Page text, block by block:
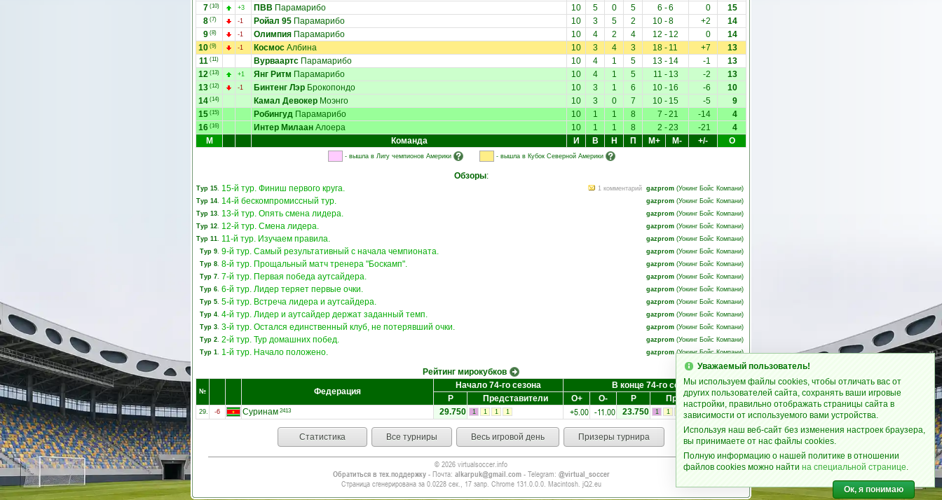
7 (10) +3 ПВВ Парамарибо 10 5 0 5 6 -6 0
15
8 (7) -1 Ройал 95 Парамарибо 10 3 5 2 10 -8 +2
14
9 (8) -1 Олимпия Парамарибо 10 4 2 4 12 - 12 0
14
10 (9) -1 Космос Албина 10 3 4 3 18 - 11 +7
13
11 (11) Вурваартс Парамарибо 10 4 1 5 13 - 14 -1
13
12 (13) +1 Янг Ритм Парамарибо 10 4 1 5 11 - 13 -2
13
13 (12) -1 Бинтенг Лэр Брокопондо 10 3 1 6 10 - 16 -6
10
14 (14) Камал Девокер Моэнго 10 3 0 7 10 - 15 -5
9
15 (15) Робингуд Парамарибо 10 1 1 8 7 -21 -14
4
16 (16) Интер Милаан Алоера 10 1 1 8 2 -23 -21
4
М
Команда И В Н П М+ М- +/- О
- вышла в Лигу чемпионов Америки - вышла в Кубок Северной Америки
Обзоры:
Тур 15. 15-й тур. Финиш первого круга. 1 комментарий gazprom (Уокинг Бойс Компани)
Тур 14. 14-й бескомпромиссный тур. gazprom (Уокинг Бойс Компани)
Тур 13. 13-й тур. Опять смена лидера. gazprom (Уокинг Бойс Компани)
Тур 12. 12-й тур. Смена лидера. gazprom (Уокинг Бойс Компани)
Тур 11. 11-й тур. Изучаем правила. gazprom (Уокинг Бойс Компани)
Тур 9. 9-й тур. Самый результативный с начала чемпионата. gazprom (Уокинг Бойс Компани)
Тур 8. 8-й тур. Прощальный матч тренера "Боскамп". gazprom (Уокинг Бойс Компани)
Тур 7. 7-й тур. Первая победа аутсайдера. gazprom (Уокинг Бойс Компани)
Тур 6. 6-й тур. Лидер теряет первые очки. gazprom (Уокинг Бойс Компани)
Тур 5. 5-й тур. Встреча лидера и аутсайдера. gazprom (Уокинг Бойс Компани)
Тур 4. 4-й тур. Лидер и аутсайдер держат заданный темп. gazprom (Уокинг Бойс Компани)
Тур 3. 3-й тур. Остался единственный клуб, не потерявший очки. gazprom (Уокинг Бойс Компани)
Тур 2. 2-й тур. Тур домашних побед. gazprom (Уокинг Бойс Компани)
Тур 1. 1-й тур. Начало положено. gazprom (Уокинг Бойс Компани)
Рейтинг мирокубков
№ Федерация
Начало 74-го сезона
В конце 74-го сезона
Р
Представители О+ О- Р Представители
29. -6 Суринам 2413 29.750 1 1 1 1 +5.00 -11.00 23.750 1 1
Статистика Все турниры Весь игровой день Призеры турнира
© 2026 virtualsoccer.info
Обратиться в тех.поддержку- Почта: alkarpuk@gmail.com- Telegram: @virtual_soccer
Страница сгенерирована за 0.0228 сек., 17 запр. Chrome 131.0.0.0. Macintosh. jQ2.eu
Уважаемый пользователь!
Мы используем файлы cookies, чтобы отличать вас от
других пользователей сайта, сохранять ваши игровые
настройки, правильно отображать страницы сайта в
зависимости от используемого вами устройства.
Используя наш веб-сайт без изменения настроек браузера,
вы принимаете от нас файлы cookies.
Полную информацию о нашей политике в отношении
файлов cookies можно найти на специальной странице.
Ок, я понимаю